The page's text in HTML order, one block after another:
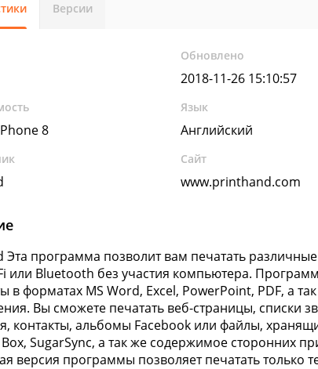
Версии
Обновлено
2018-11-26 15:10:57
8
Язык
Английский
Сайт
www.printhand.com
Эта программа позволит вам печатать
или Bluetooth без участия компьютера.
в форматах MS Word, Excel, PowerPoint, PDF, а
Вы сможете печатать веб-страницы, списки
контакты, альбомы Facebook или файлы,
SugarSync, а так же содержимое сторонних
версия программы позволяет печатать только